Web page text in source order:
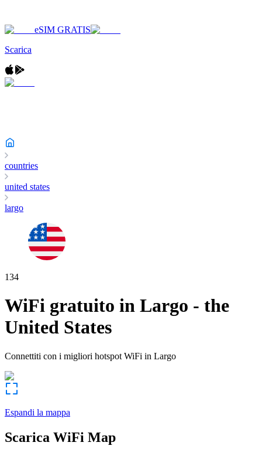
eSIM GRATIS
Scarica
countries
united states
largo
134
WiFi gratuito in Largo - the
United States
Connettiti con i migliori hotspot WiFi in Largo
Espandi la mappa
Scarica WiFi Map